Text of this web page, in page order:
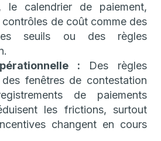
le calendrier de paiement,
contrôles de coût comme des
seuils ou des règles
: Des règles
des fenêtres de contestation
de paiements
les frictions, surtout
changent en cours